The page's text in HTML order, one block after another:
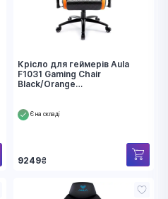
Крісло для геймерів Aula
F1031 Gaming Chair
Black/Orange
Є на складі
9249₴